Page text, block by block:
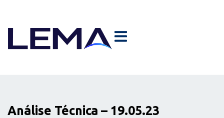
Análise Técnica – 19.05.23